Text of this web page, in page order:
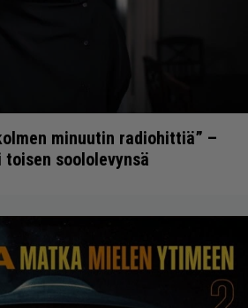
minuutin radiohittiä” –
toisen soololevynsä